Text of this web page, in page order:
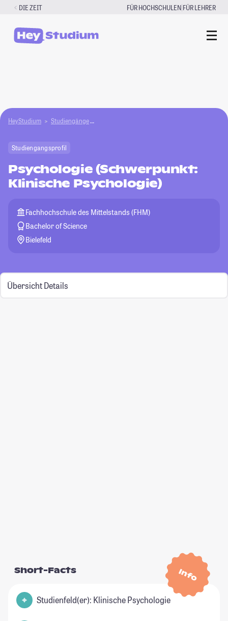
Zum
springen
DIE ZEIT FÜR HOCHSCHULEN|FÜR LEHRER
HeyStudium Studiengänge Psychologie (Schwerpunkt: Klinische
Studiengangsprofil
Psychologie (Schwerpunkt:
Klinische Psychologie)
Fachhochschule des Mittelstands (FHM)
Bachelor of Science
Bielefeld
Übersicht Details
Info
Short-Facts
Studienfeld(er): Klinische Psychologie